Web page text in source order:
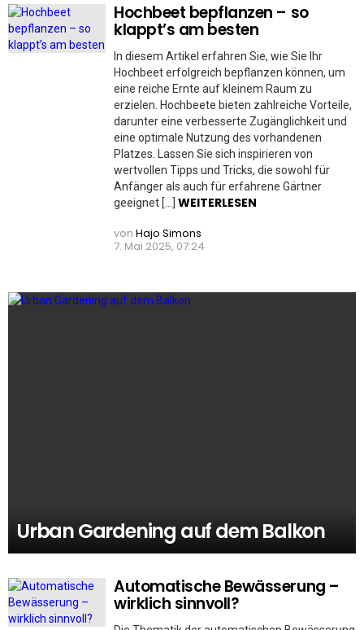
Hochbeet bepflanzen – so
klappt’s am besten
In diesem Artikel erfahren Sie, wie Sie Ihr
Hochbeet erfolgreich bepflanzen können, um
eine reiche Ernte auf kleinem Raum zu
erzielen. Hochbeete bieten zahlreiche Vorteile,
darunter eine verbesserte Zugänglichkeit und
eine optimale Nutzung des vorhandenen
Platzes. Lassen Sie sich inspirieren von
wertvollen Tipps und Tricks, die sowohl für
Anfänger als auch für erfahrene Gärtner
geeignet […] WEITERLESEN
von Hajo Simons
7. Mai 2025, 07:24
Urban Gardening auf dem Balkon
Automatische Bewässerung –
wirklich sinnvoll?